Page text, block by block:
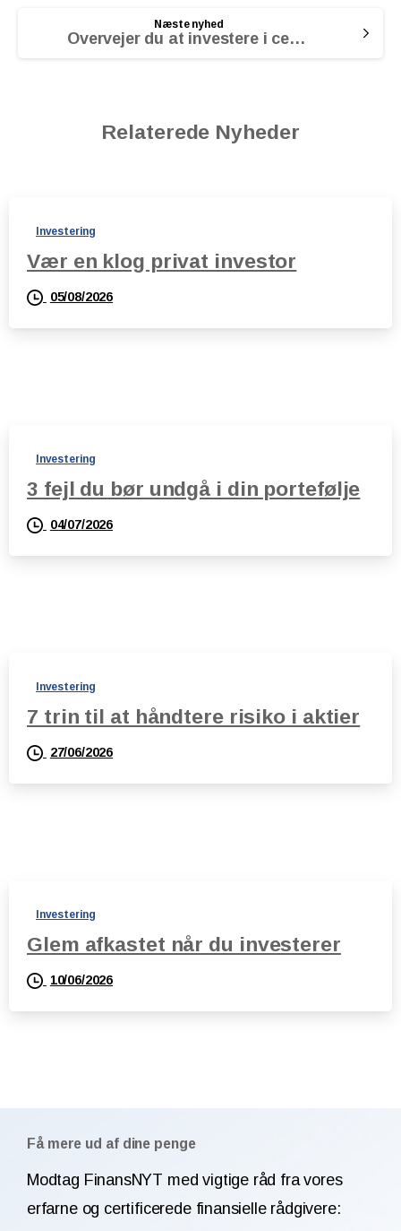
Næste nyhed
Overvejer du at investere i certifikater?
Relaterede Nyheder
Investering
Vær en klog privat investor
05/08/2026
Investering
3 fejl du bør undgå i din portefølje
04/07/2026
Investering
7 trin til at håndtere risiko i aktier
27/06/2026
Investering
Glem afkastet når du investerer
10/06/2026
Få mere ud af dine penge
Modtag FinansNYT med vigtige råd fra vores
erfarne og certificerede finansielle rådgivere: